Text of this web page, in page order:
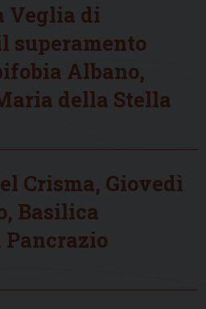
Veglia di
superamento
Albano,
della Stella
Crisma, Giovedì
Basilica
Pancrazio